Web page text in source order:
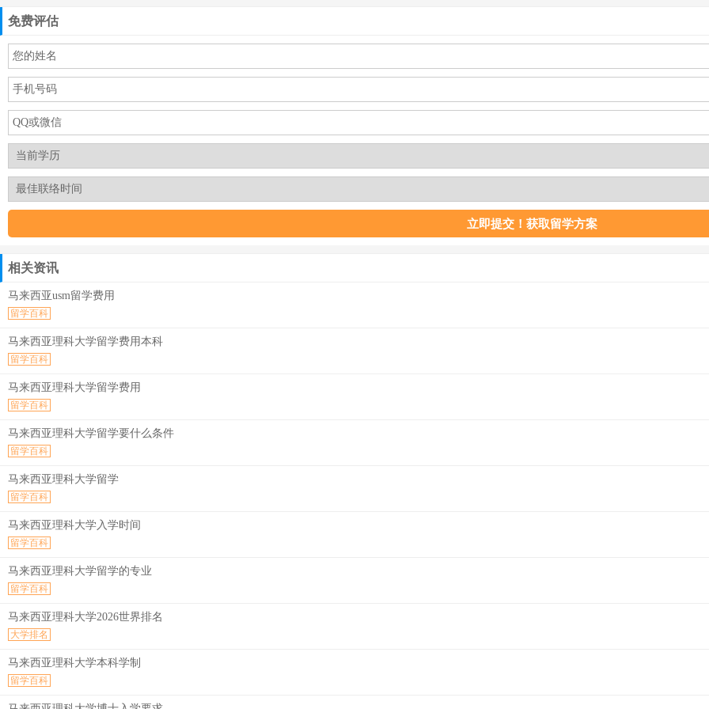
免费评估
相关资讯
马来西亚usm留学费用
留学百科
马来西亚理科大学留学费用本科
留学百科
马来西亚理科大学留学费用
留学百科
马来西亚理科大学留学要什么条件
留学百科
马来西亚理科大学留学
留学百科
马来西亚理科大学入学时间
留学百科
马来西亚理科大学留学的专业
留学百科
马来西亚理科大学2026世界排名
大学排名
马来西亚理科大学本科学制
留学百科